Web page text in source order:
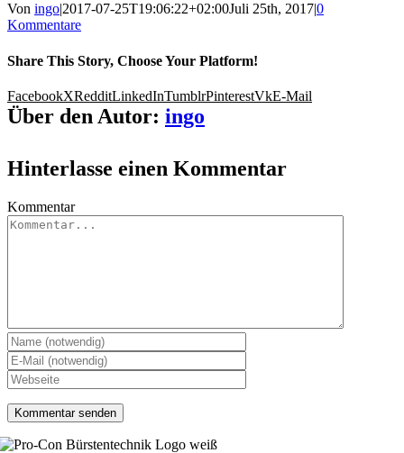
Von ingo|2017-07-25T19:06:22+02:00Juli 25th, 2017|0
Kommentare
Share This Story, Choose Your Platform!
FacebookXRedditLinkedInTumblrPinterestVkE-Mail
Über den Autor: ingo
Hinterlasse einen Kommentar
Kommentar